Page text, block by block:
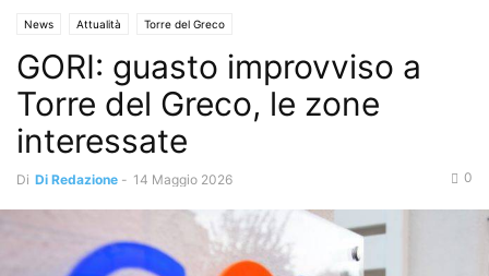
News Attualità Torre del Greco
GORI: guasto improvviso a
Torre del Greco, le zone
interessate
Di Di Redazione - 14 Maggio 2026 0